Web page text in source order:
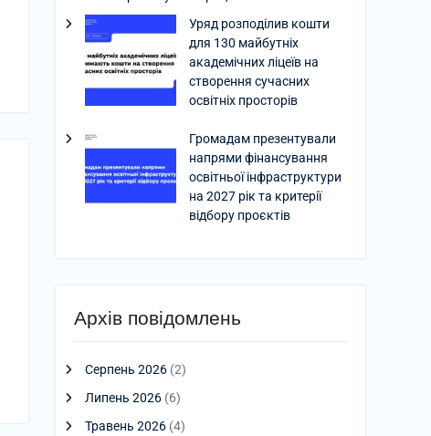
Уряд розподілив кошти
для 130 майбутніх
академічних ліцеїв на
створення сучасних
освітніх просторів
Громадам презентували
напрями фінансування
освітньої інфраструктури
на 2027 рік та критерії
відбору проєктів
Архів повідомлень
Серпень 2026 (2)
Липень 2026 (6)
Травень 2026 (4)